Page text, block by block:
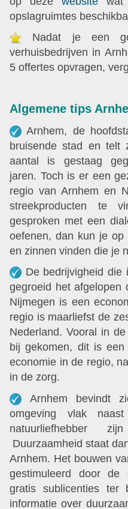
opslagruimtes
Nadat je een
verhuisbedrijven in
5 offertes opvragen,
Algemene tips
Arnhem, de
bruisende stad en telt
aantal is gestaag
jaren. Toch is er een
regio van Arnhem en
streekproducten te
gesproken met een
oefenen, dan kun je op
en zinnen vinden die je
De bedrijvigheid
gegroeid het afgelopen
Nijmegen is een
regio is maarliefst de
Nederland. Vooral in
bij gekomen, dit is
economie in de regio,
in de zorg.
Arnhem bevindt
omgeving vlak
natuurliefhebber
Duurzaamheid staat
Arnhem. Het bouwen
gestimuleerd door de
gratis sublicenties ter
informatie over